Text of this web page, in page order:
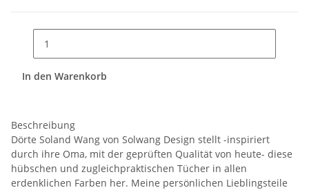
In den Warenkorb
Beschreibung
Dörte Soland Wang von Solwang Design stellt -inspiriert
durch ihre Oma, mit der geprüften Qualität von heute- diese
hübschen und zugleichpraktischen Tücher in allen
erdenklichen Farben her. Meine persönlichen Lieblingsteile